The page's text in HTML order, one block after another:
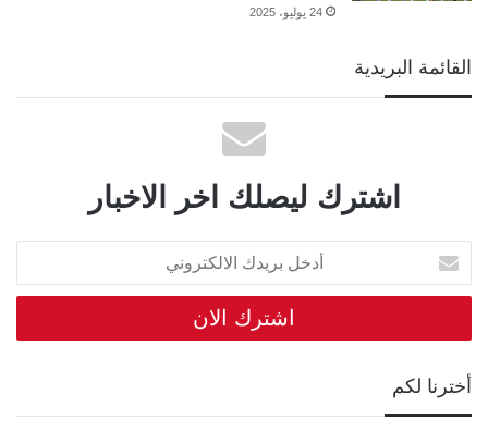
24 يوليو، 2025
القائمة البريدية
اشترك ليصلك اخر الاخبار
أدخل
بريدك
الالكتروني
أخترنا لكم